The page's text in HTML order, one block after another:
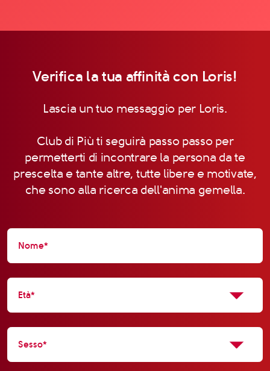
Verifica la tua affinità con Loris!
Lascia un tuo messaggio per Loris.
Club di Più ti seguirà passo passo per
permetterti di incontrare la persona da te
prescelta e tante altre, tutte libere e motivate,
che sono alla ricerca dell'anima gemella.